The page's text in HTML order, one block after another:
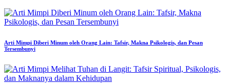
Arti Mimpi Diberi Minum oleh Orang Lain: Tafsir, Makna Psikologis, dan Pesan
Tersembunyi